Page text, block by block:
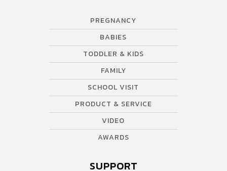
PREGNANCY
BABIES
TODDLER & KIDS
FAMILY
SCHOOL VISIT
PRODUCT & SERVICE
VIDEO
AWARDS
SUPPORT